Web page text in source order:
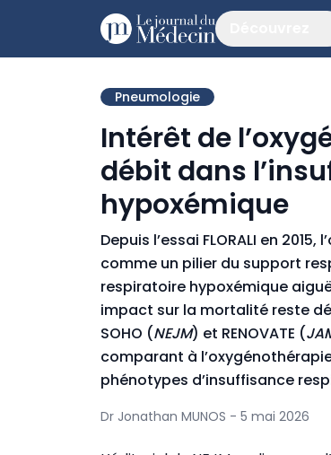
Pneumologie
Intérêt de
débit dans
hypoxémique
Depuis l’essai FLORALI en
comme un pilier du support
respiratoire hypoxémique
impact sur la mortalité reste
SOHO (NEJM) et RENOVATE (
comparant à
phénotypes d’insuffisance
Dr Jonathan MUNOS - 5 mai 2026